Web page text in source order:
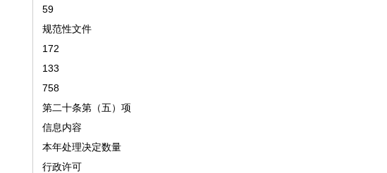
59
规范性文件
172
133
758
第二十条第（五）项
信息内容
本年处理决定数量
行政许可